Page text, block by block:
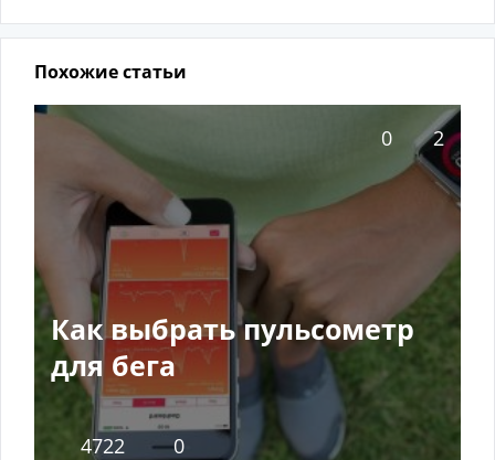
Похожие статьи
0 2
Как выбрать пульсометр
для бега
4722 0